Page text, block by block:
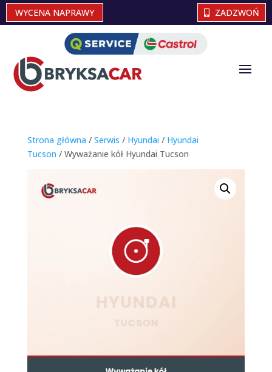
WYCENA NAPRAWY ZADZWOŃ
Strona główna / Serwis / Hyundai / Hyundai
Tucson / Wyważanie kół Hyundai Tucson